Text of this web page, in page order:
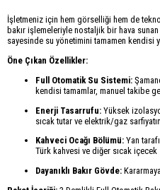
İşletmeniz için hem görselliği hem de
bakır işlemeleriyle nostaljik bir hava sunan
sayesinde su yönetimini tamamen kendisi
Öne Çıkan Özellikler:
Full Otomatik Su Sistemi:
kendisi tamamlar, manuel takibe
Enerji Tasarrufu: Yüksek
sıcak tutar ve elektrik/gaz
Kahveci Ocağı Bölümü: Yan
Türk kahvesi ve diğer sıcak
Dayanıklı Bakır Gövde: